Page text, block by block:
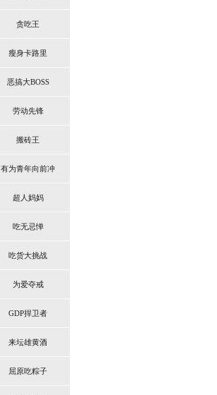
贪吃王
瘦身卡路里
恶搞大BOSS
劳动先锋
搬砖王
有为青年向前冲
超人妈妈
吃无忌惮
吃货大挑战
为爱夺戒
GDP捍卫者
来坛雄黄酒
屈原吃粽子